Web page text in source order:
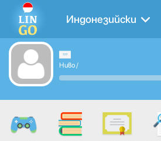
Индонезийски
Ниво/